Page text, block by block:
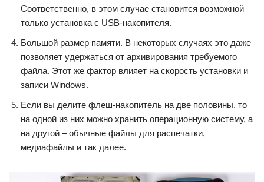
Соответственно, в этом случае становится возможной
только установка с USB-накопителя.
Большой размер памяти. В некоторых случаях это даже
позволяет удержаться от архивирования требуемого
файла. Этот же фактор влияет на скорость установки и
записи Windows.
Если вы делите флеш-накопитель на две половины, то
на одной из них можно хранить операционную систему, а
на другой – обычные файлы для распечатки,
медиафайлы и так далее.